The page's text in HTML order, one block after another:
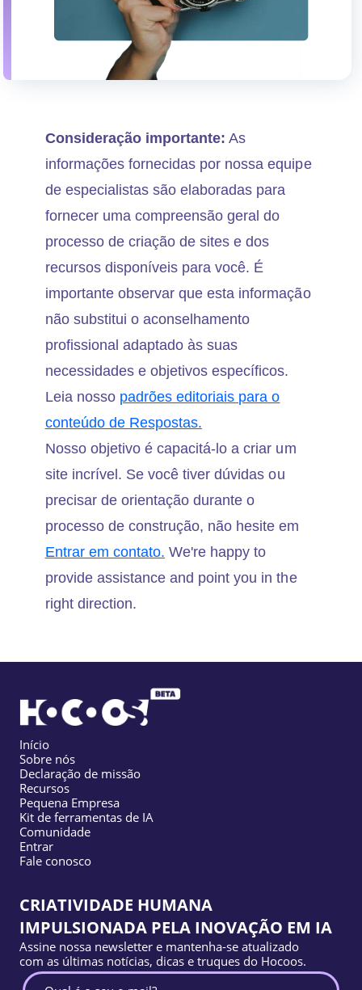
Consideração importante: As
informações fornecidas por nossa equipe
de especialistas são elaboradas para
fornecer uma compreensão geral do
processo de criação de sites e dos
recursos disponíveis para você. É
importante observar que esta informação
não substitui o aconselhamento
profissional adaptado às suas
necessidades e objetivos específicos.
Leia nosso padrões editoriais para o
conteúdo de Respostas.
Nosso objetivo é capacitá-lo a criar um
site incrível. Se você tiver dúvidas ou
precisar de orientação durante o
processo de construção, não hesite em
Entrar em contato. We're happy to
provide assistance and point you in the
right direction.
Início
Sobre nós
Declaração de missão
Recursos
Pequena Empresa
Kit de ferramentas de IA
Comunidade
Entrar
Fale conosco
CRIATIVIDADE HUMANA
IMPULSIONADA PELA INOVAÇÃO EM IA
Assine nossa newsletter e mantenha-se atualizado
com as últimas notícias, dicas e truques do Hocoos.